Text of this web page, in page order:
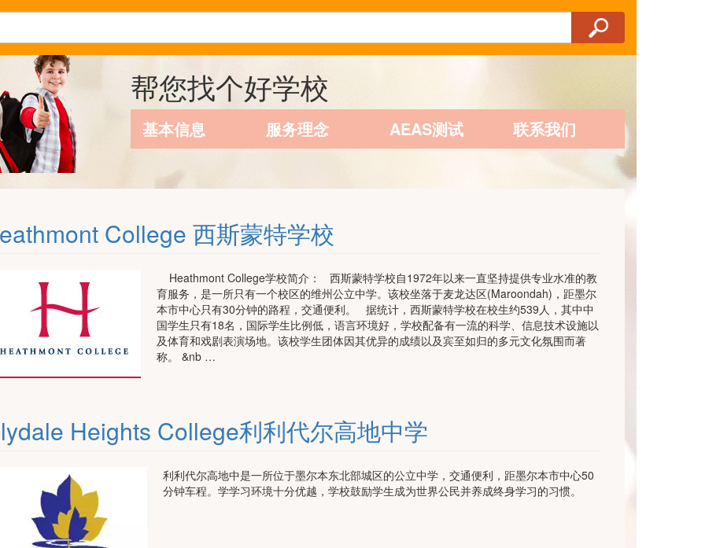
帮您找个好学校
基本信息 服务理念 AEAS测试 联系我们
College 西斯蒙特学校
Heathmont College学校简介： 西斯蒙特学校自1972年以来一直坚持提供专业水准的教
育服务，是一所只有一个校区的维州公立中学。该校坐落于麦龙达区(Maroondah)，距墨尔
本市中心只有30分钟的路程，交通便利。 据统计，西斯蒙特学校在校生约539人，其中中
国学生只有18名，国际学生比例低，语言环境好，学校配备有一流的科学、信息技术设施以
及体育和戏剧表演场地。该校学生团体因其优异的成绩以及宾至如归的多元文化氛围而著
称。 &nb …
Heights College利利代尔高地中学
利利代尔高地中是一所位于墨尔本东北部城区的公立中学，交通便利，距墨尔本市中心50
分钟车程。学学习环境十分优越，学校鼓励学生成为世界公民并养成终身学习的习惯。